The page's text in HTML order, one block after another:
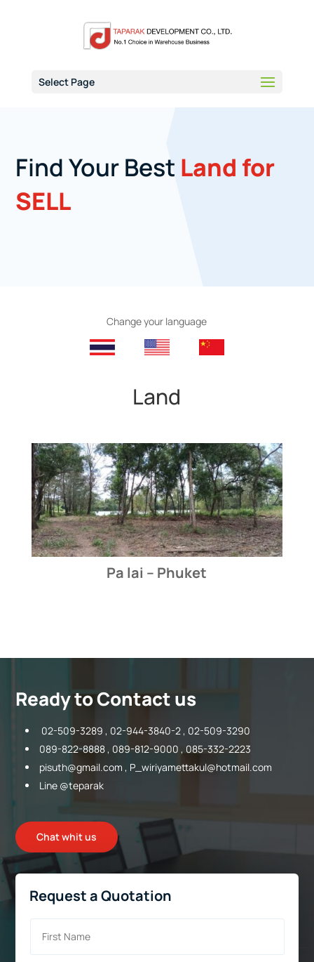
Select Page
Find Your Best Land for
SELL
Change your language
Land
Pa lai – Phuket
Ready to Contact us
02-509-3289 , 02-944-3840-2 , 02-509-3290
089-822-8888 , 089-812-9000 , 085-332-2223
pisuth@gmail.com , P_wiriyamettakul@hotmail.com
Line @teparak
Chat whit us
Request a Quotation